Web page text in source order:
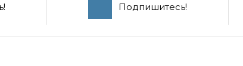
Подпишитесь!